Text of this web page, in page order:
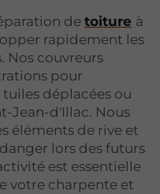
de toiture à
rapidement les
Nos couvreurs
pour
déplacées ou
Jean-d'Illac. Nous
éléments de rive et
lors des futurs
est essentielle
votre charpente et